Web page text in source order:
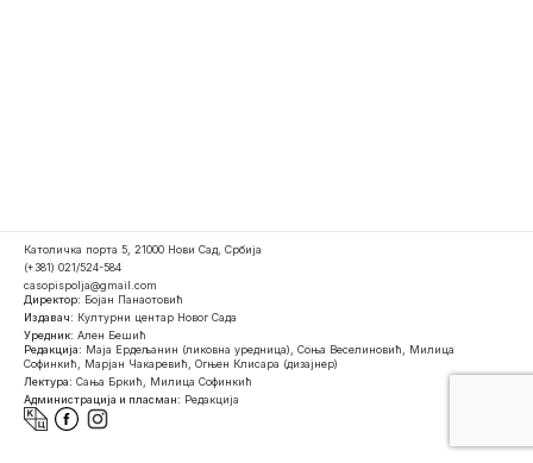
Католичка порта 5, 21000 Нови Сад, Србија
(+381) 021/524-584
casopispolja@gmail.com
Директор: Бојан Панаотовић
Издавач: Културни центар Новог Сада
Уредник: Ален Бешић
Редакција: Маја Ердељанин (ликовна уредница), Соња Веселиновић, Милица
Софинкић, Марјан Чакаревић, Огњен Клисара (дизајнер)
Лектура: Сања Бркић, Милица Софинкић
Администрација и пласман: Редакција